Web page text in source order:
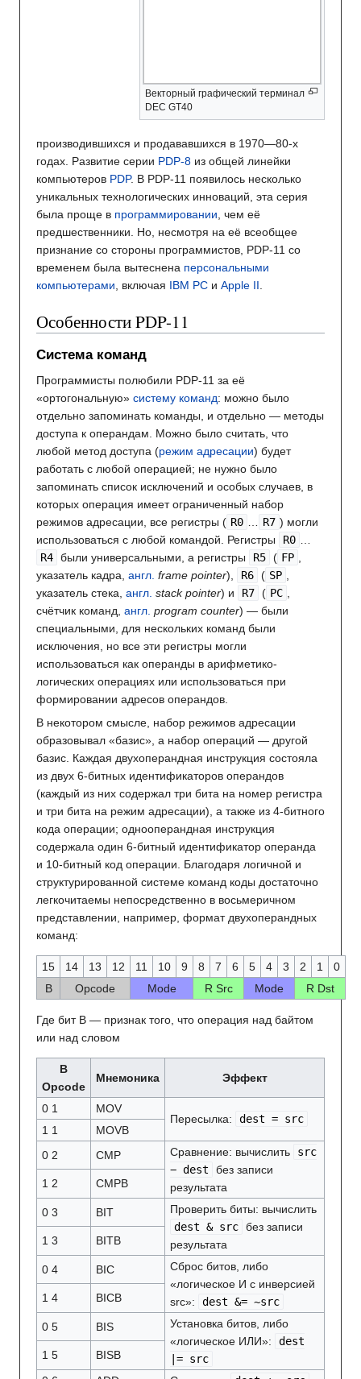
Векторный графический терминал
DEC GT40
производившихся и продававшихся в 1970—80-х
годах. Развитие серии PDP-8 из общей линейки
компьютеров PDP. В PDP-11 появилось несколько
уникальных технологических инноваций, эта серия
была проще в программировании , чем её
предшественники. Но, несмотря на её всеобщее
признание со стороны программистов, PDP-11 со
временем была вытеснена персональными
компьютерами , включая IBM PC и Apple II
Особенности PDP-11
Система команд
Программисты полюбили PDP-11 за её
«ортогональную» систему команд: можно было
отдельно запоминать команды, и отдельно — методы
доступа к операндам. Можно было считать, что
любой метод доступа (режим адресации) будет
работать с любой операцией; не нужно было
запоминать список исключений и особых случаев, в
которых операция имеет ограниченный набор
режимов адресации, все регистры ( R0 R7 ) могли
использоваться с любой командой. Регистры
R0
R4 были универсальными, а регистры R5 ( FP
указатель кадра, англ. frame pointer), R6 ( SP
указатель стека, англ. stack pointer) и R7 ( PC
счётчик команд, англ. program counter) — были
специальными, для нескольких команд были
исключения, но все эти регистры могли
использоваться как операнды в арифметико-
логических операциях или использоваться при
формировании адресов операндов.
В некотором смысле, набор режимов адресации
образовывал «базис», а набор операций — другой
базис. Каждая двухоперандная инструкция состояла
из двух 6-битных идентификаторов операндов
(каждый из них содержал три бита на номер регистра
и три бита на режим адресации), а также из 4-битного
кода операции; однооперандная инструкция
содержала один 6-битный идентификатор операнда
и 10-битный код операции. Благодаря логичной и
структурированной системе команд коды достаточно
легкочитаемы непосредственно в восьмеричном
представлении, например, формат двухоперандных
команд:
15 14 13 12 11 10 9 8 7 6 5 4 3 2 1
0
B
Opcode Mode R Src Mode R Dst
Где бит B — признак того, что операция над байтом
или над словом
B
Opcode
Мнемоника Эффект
0 1
MOV
Пересылка:
dest = src
1 1
MOVB
0 2
CMP Сравнение: вычислить
src
− dest
без записи
результата
1 2 CMPB
0 3 BIT
Проверить биты: вычислить
dest & src без записи
результата
1 3 BITB
0 4 BIC
Сброс битов, либо
«логическое И с инверсией
src»:
dest &= ~src
1 4 BICB
0 5 BIS
Установка битов, либо
«логическое ИЛИ»:
dest
|= src
1 5
BISB